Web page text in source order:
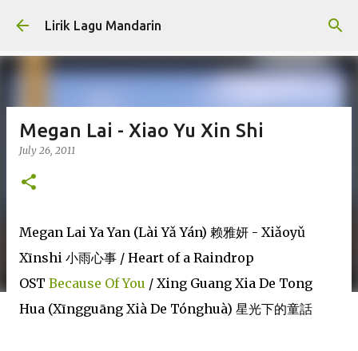
Skip to main content
Lirik Lagu Mandarin
Megan Lai - Xiao Yu Xin Shi
July 26, 2011
Megan Lai Ya Yan (Lài Yǎ Yán) 赖雅妍 - Xiǎoyǔ
Xīnshi 小雨心事 / Heart of a Raindrop
OST Because Of You / Xing Guang Xia De Tong
Hua (Xīngguāng Xià De Tónghuà) 星光下的童話